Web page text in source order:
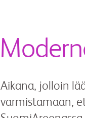
Aikana, jolloin
varmistamaan,